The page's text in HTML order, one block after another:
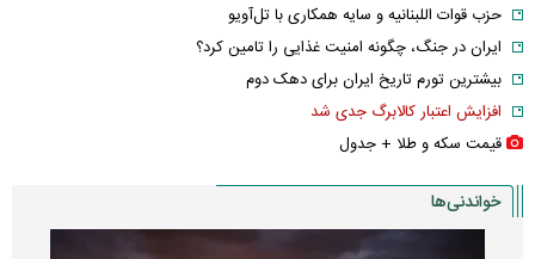
حزب قوات اللبنانیه و سایه همکاری با تل‌آویو
ایران در جنگ، چگونه امنیت غذایی را تامین کرد؟
بیشترین تورم تاریخ ایران برای دهک دوم
افزایش اعتبار کالابرگ جدی شد
قیمت سکه و طلا + جدول
خواندنی‌ها